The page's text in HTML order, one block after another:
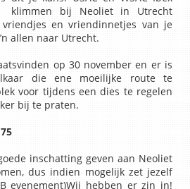
klimmen bij Neoliet in Utrecht
en vriendinnetjes van je
allen naar Utrecht.
op 30 november en er is
die ene moeilijke route te
voor tijdens een dies te regelen
bij te praten.
inschatting geven aan Neoliet
dus indien mogelijk zet jezelf
evenement)Wij hebben er zin in!